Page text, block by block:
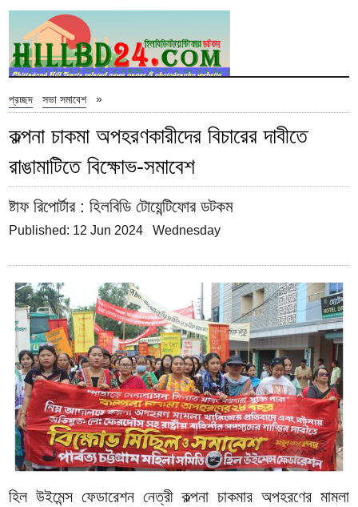
প্রচ্ছদ »
সভা সমাবেশ
কল্পনা চাকমা অপহরণকারীদের বিচারের দাবীতে
রাঙামাটিতে বিক্ষোভ-সমাবেশ
ষ্টাফ রিপোর্টার: হিলবিডি টোয়েন্টিফোর ডটকম
Published: 12 Jun 2024 Wednesday
হিল উইমেন্স ফেডারেশন নেত্রী কল্পনা চাকমার অপহরণের মামলা